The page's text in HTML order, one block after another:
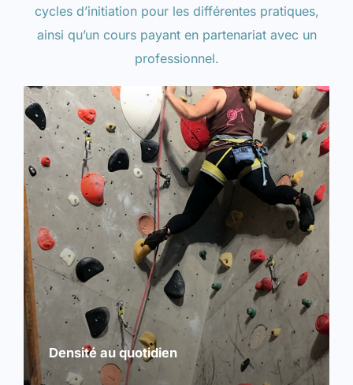
cycles d’initiation pour les différentes pratiques,
ainsi qu’un cours payant en partenariat avec un
professionnel.
Densité au quotidien